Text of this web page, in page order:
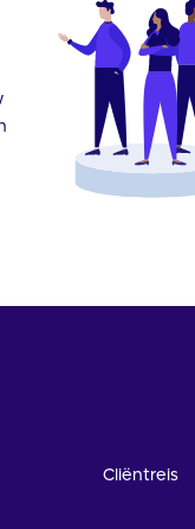
Illustratie
Cliëntreis